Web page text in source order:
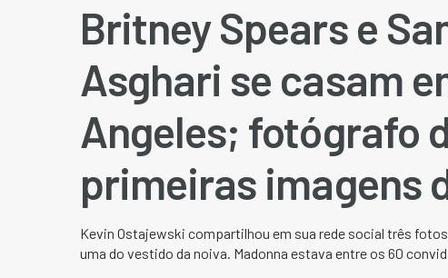
Britney Spears e
Asghari se casam
Angeles; fotógrafo
primeiras imagens
Kevin Ostajewski compartilhou em sua rede social três
uma do vestido da noiva. Madonna estava entre os 60